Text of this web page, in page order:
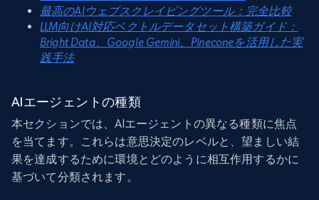
最高のAIウェブスクレイピングツール：完全比較
LLM向けAI対応ベクトルデータセット構築ガイド：
Bright Data、Google Gemini、Pineconeを活用した実
践手法
AIエージェントの種類
本セクションでは、AIエージェントの異なる種類に焦点
を当てます。これらは意思決定のレベルと、望ましい結
果を達成するために環境とどのように相互作用するかに
基づいて分類されます。